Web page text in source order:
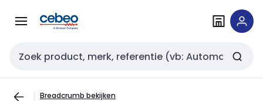
naar
naar
Zoekveld invoer
Breadcrumb bekijken